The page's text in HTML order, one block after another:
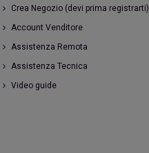
Crea Negozio (devi prima registrarti)
Account Venditore
Assistenza Remota
Assistenza Tecnica
Video guide